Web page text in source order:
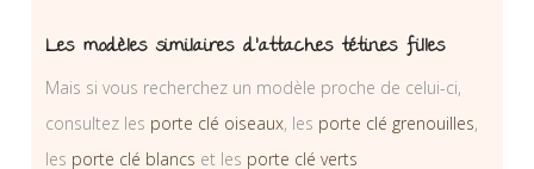
Les modèles similaires d’attaches tétines filles
Mais si vous recherchez un modèle proche de celui-ci,
consultez les porte clé oiseaux, les porte clé grenouilles,
les porte clé blancs et les porte clé verts